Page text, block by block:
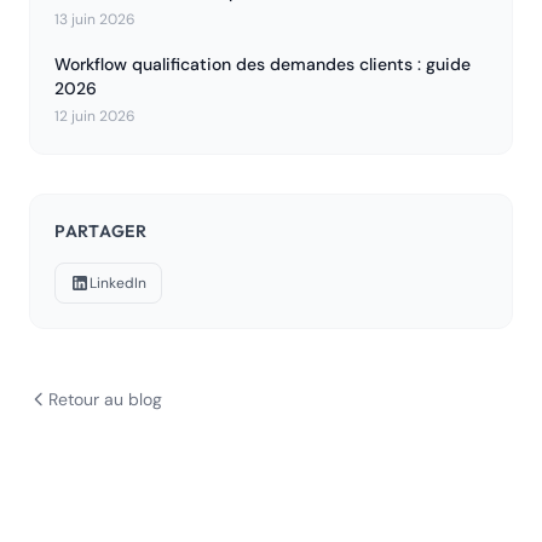
13 juin 2026
Workflow qualification des demandes clients : guide
2026
12 juin 2026
PARTAGER
LinkedIn
Retour au blog